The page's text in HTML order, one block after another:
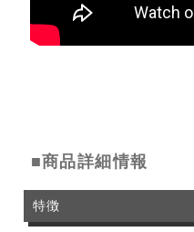
■商品詳細情報
特徴